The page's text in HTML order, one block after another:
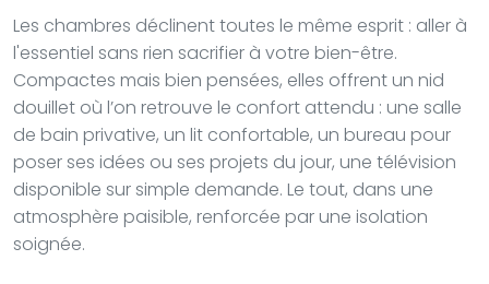
Les chambres déclinent toutes le même esprit : aller à
l'essentiel sans rien sacrifier à votre bien-être.
Compactes mais bien pensées, elles offrent un nid
douillet où l’on retrouve le confort attendu : une salle
de bain privative, un lit confortable, un bureau pour
poser ses idées ou ses projets du jour, une télévision
disponible sur simple demande. Le tout, dans une
atmosphère paisible, renforcée par une isolation
soignée.